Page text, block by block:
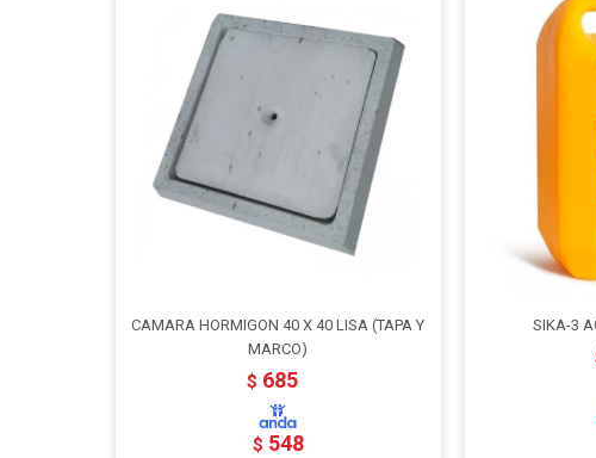
CAMARA HORMIGON 40 X 40 LISA (TAPA Y
MARCO)
$ 685
$ 548
SIKA-3